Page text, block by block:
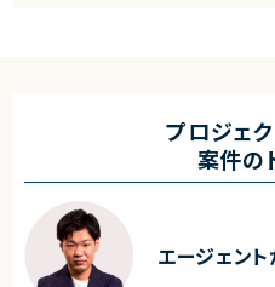
・詳細設計書、テスト仕様書等のドキュ
・成果物レビューおよび品質管理
・開発メンバーへの技術支援、進捗管
■体制
・少人数体制でのプロジェクト推進
・クライアントおよび開発メンバーとの
ニケーションあり
プロジェ
案件の
エージェント